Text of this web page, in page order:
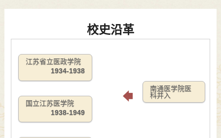
校史沿革
江苏省立医政学院
1934-1938
南通医学院医
科并入
国立江苏医学院
1938-1949